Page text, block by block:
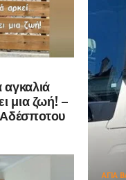
ΑΓΙΑ
μια ζωή! –